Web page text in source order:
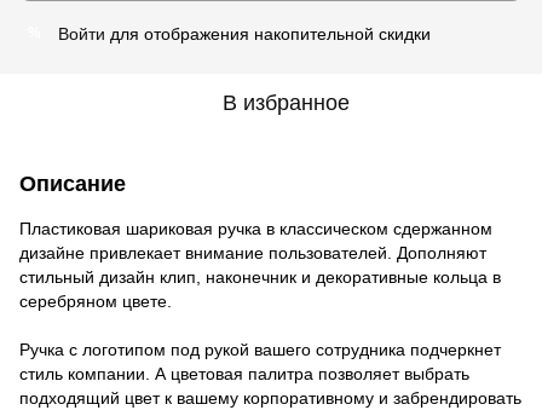
Войти для отображения накопительной скидки
В избранное
Описание
Пластиковая шариковая ручка в классическом сдержанном
дизайне привлекает внимание пользователей. Дополняют
стильный дизайн клип, наконечник и декоративные кольца в
серебряном цвете.
Ручка с логотипом под рукой вашего сотрудника подчеркнет
стиль компании. А цветовая палитра позволяет выбрать
подходящий цвет к вашему корпоративному и забрендировать